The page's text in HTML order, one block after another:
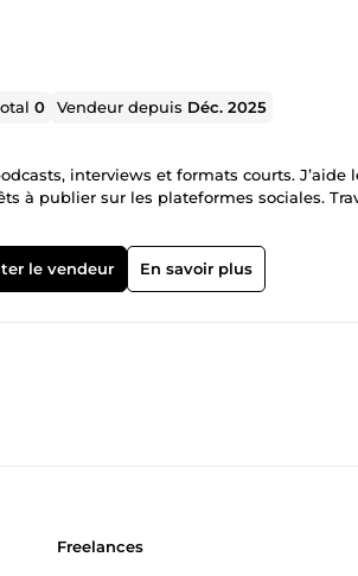
0 Vendeur depuis Déc. 2025
interviews et formats courts. J’aide
à publier sur les plateformes sociales.
le vendeur En savoir plus
Freelances